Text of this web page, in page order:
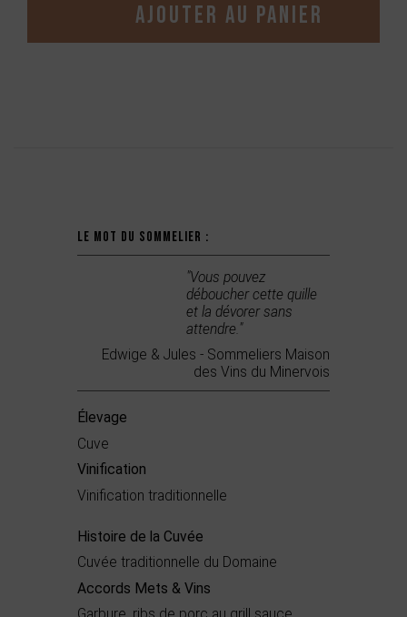
Ajouter au panier
Le mot du sommelier :
"Vous pouvez
déboucher cette quille
et la dévorer sans
attendre."
Edwige & Jules - Sommeliers Maison
des Vins du Minervois
Élevage
Cuve
Vinification
Vinification traditionnelle
Histoire de la Cuvée
Cuvée traditionnelle du Domaine
Accords Mets & Vins